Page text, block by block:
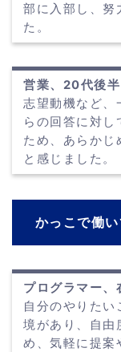
部に入部し、努
た。
営業、20代後
志望動機など、
らの回答に対し
ため、あらかじ
と感じました。
かっこで働
プログラマー
自分のやりたい
境があり、自由
め、気軽に提案